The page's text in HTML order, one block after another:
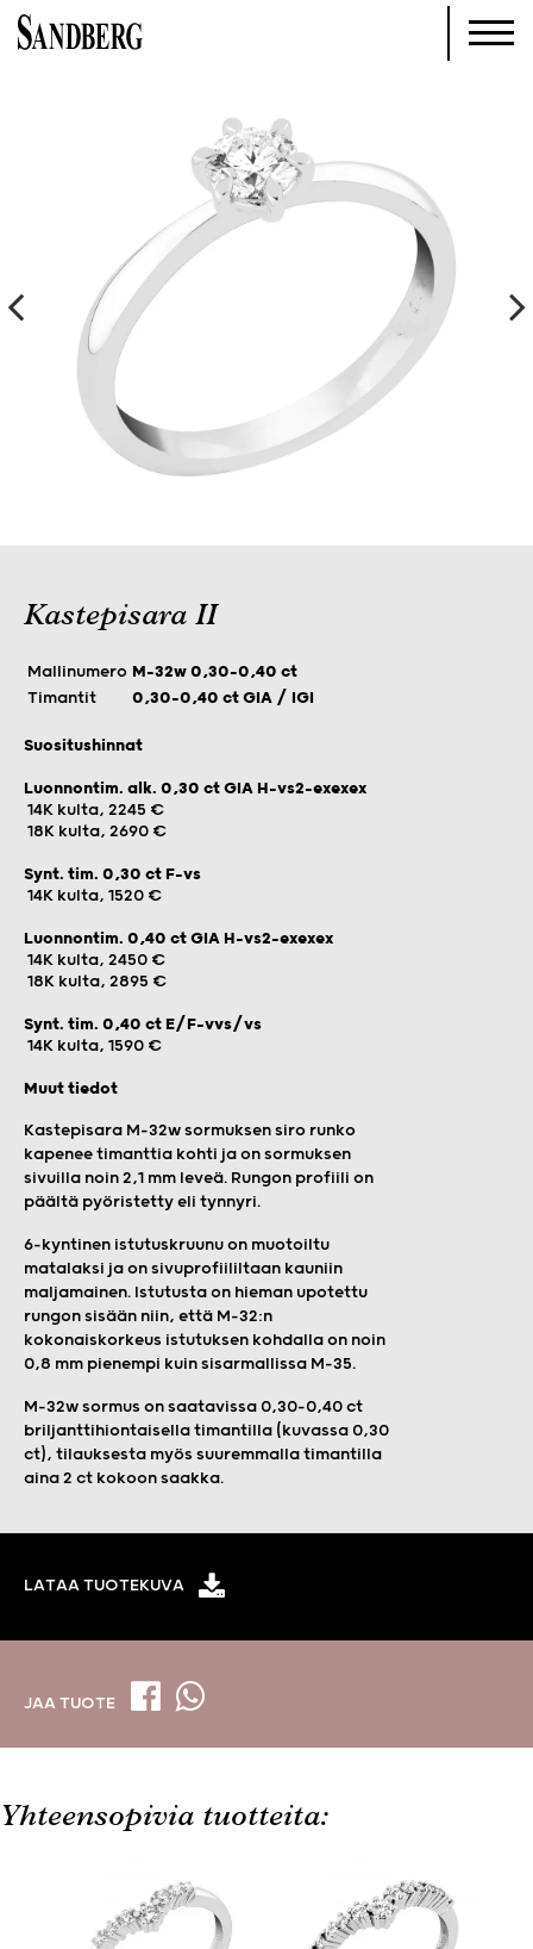
Kastepisara II
Mallinumero M-32w 0,30-0,40 ct
Timantit
0,30-0,40 ct GIA / IGI
Suositushinnat
Luonnontim. alk. 0,30 ct GIA H-vs2-exexex
14K kulta, 2245 €
18K kulta, 2690 €
Synt. tim. 0,30 ct F-vs
14K kulta, 1520 €
Luonnontim. 0,40 ct GIA H-vs2-exexex
14K kulta, 2450 €
18K kulta, 2895 €
Synt. tim. 0,40 ct E/F-vvs/vs
14K kulta, 1590 €
Muut tiedot
Kastepisara M-32w sormuksen siro runko
kapenee timanttia kohti ja on sormuksen
sivuilla noin 2,1 mm leveä. Rungon profiili on
päältä pyöristetty eli tynnyri.
6-kyntinen istutuskruunu on muotoiltu
matalaksi ja on sivuprofiililtaan kauniin
maljamainen. Istutusta on hieman upotettu
rungon sisään niin, että M-32:n
kokonaiskorkeus istutuksen kohdalla on noin
0,8 mm pienempi kuin sisarmallissa M-35.
M-32w sormus on saatavissa 0,30-0,40 ct
briljanttihiontaisella timantilla (kuvassa 0,30
ct), tilauksesta myös suuremmalla timantilla
aina 2 ct kokoon saakka.
LATAA TUOTEKUVA
JAA TUOTE
Yhteensopivia tuotteita: